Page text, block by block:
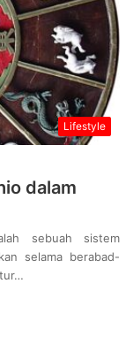
Lifestyle
dalam
sebuah sistem
selama berabad-